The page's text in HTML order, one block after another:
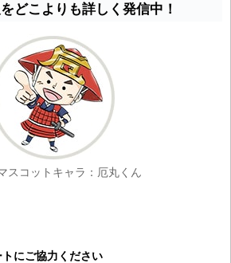
どこよりも詳しく発信中！
スコットキャラ：厄丸くん
にご協力ください